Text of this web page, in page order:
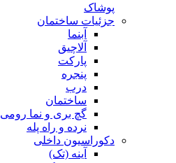
پوشاک
جزئیات ساختمان
آبنما
آلاچیق
پارکت
پنجره
درب
ساختمان
گچ بری و نما رومی
نرده و راه پله
دکوراسیون داخلی
آینه (تک)